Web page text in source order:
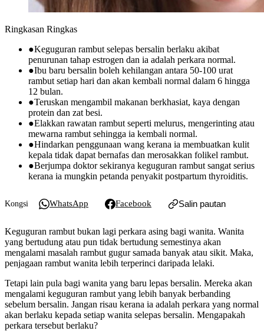
Ringkasan Ringkas
●Keguguran rambut selepas bersalin berlaku akibat
penurunan tahap estrogen dan ia adalah perkara normal.
●Ibu baru bersalin boleh kehilangan antara 50-100 urat
rambut setiap hari dan akan kembali normal dalam 6 hingga
12 bulan.
●Teruskan mengambil makanan berkhasiat, kaya dengan
protein dan zat besi.
●Elakkan rawatan rambut seperti melurus, mengerinting atau
mewarna rambut sehingga ia kembali normal.
●Hindarkan penggunaan wang kerana ia membuatkan kulit
kepala tidak dapat bernafas dan merosakkan folikel rambut.
●Berjumpa doktor sekiranya keguguran rambut sangat serius
kerana ia mungkin petanda penyakit postpartum thyroiditis.
Kongsi WhatsApp Facebook Salin pautan
Keguguran rambut bukan lagi perkara asing bagi wanita. Wanita
yang bertudung atau pun tidak bertudung semestinya akan
mengalami masalah rambut gugur samada banyak atau sikit. Maka,
penjagaan rambut wanita lebih terperinci daripada lelaki.
Tetapi lain pula bagi wanita yang baru lepas bersalin. Mereka akan
mengalami keguguran rambut yang lebih banyak berbanding
sebelum bersalin. Jangan risau kerana ia adalah perkara yang normal
akan berlaku kepada setiap wanita selepas bersalin. Mengapakah
perkara tersebut berlaku?